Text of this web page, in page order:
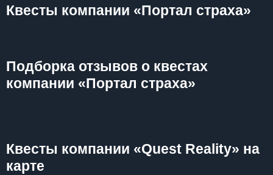
Квесты компании «Портал страха»
Подборка отзывов о квестах
компании «Портал страха»
Квесты компании «Quest Reality» на
карте